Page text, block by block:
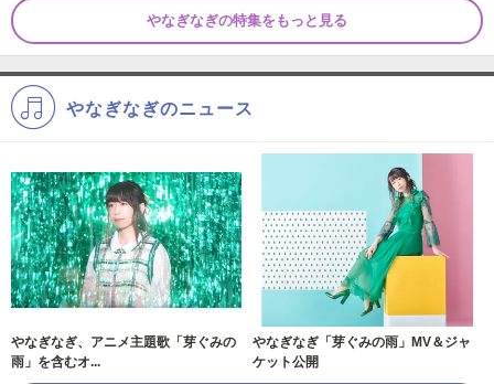
やなぎなぎの特集をもっと見る
やなぎなぎのニュース
やなぎなぎ、アニメ主題歌「芽ぐみの
雨」を含むオ...
やなぎなぎ「芽ぐみの雨」MV＆ジャ
ケット公開